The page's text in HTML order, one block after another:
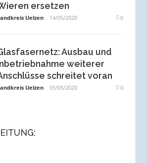
ersetzen
Uelzen 14/05/2020 0
Ausbau und
weiterer
schreitet voran
Uelzen 05/05/2020 0